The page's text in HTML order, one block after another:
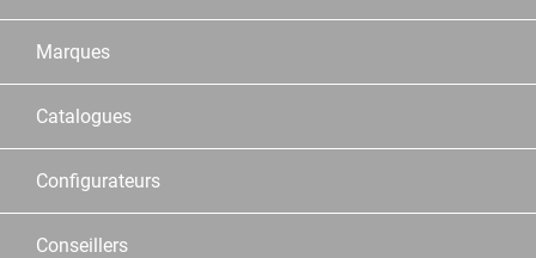
Marques
Catalogues
Configurateurs
Conseillers